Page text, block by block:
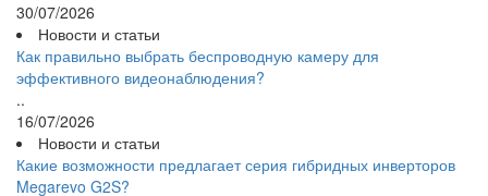
30/07/2026
Новости и статьи
Как правильно выбрать беспроводную камеру для
эффективного видеонаблюдения?
..
16/07/2026
Новости и статьи
Какие возможности предлагает серия гибридных инверторов
Megarevo G2S?